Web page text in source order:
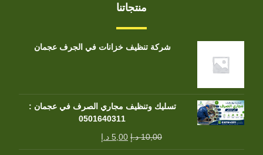
منتجاتنا
شركة تنظيف خزانات في الجرف عجمان
تسليك وتنظيف مجاري الصرف في عجمان :
0501640311
10,00 د.إ 5,00 د.إ